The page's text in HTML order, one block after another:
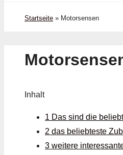
Startseite » Motorsensen
Inhalt
1 Das sind die
2 das beliebteste
3 weitere